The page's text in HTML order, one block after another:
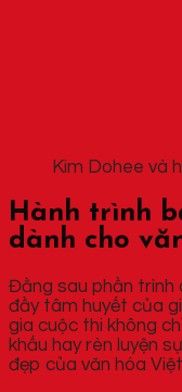
Kim Dohee và
Hành trình
dành cho
Đằng sau phần trình
đầy tâm huyết của
gia cuộc thi không
khấu hay rèn luyện
đẹp của văn hóa